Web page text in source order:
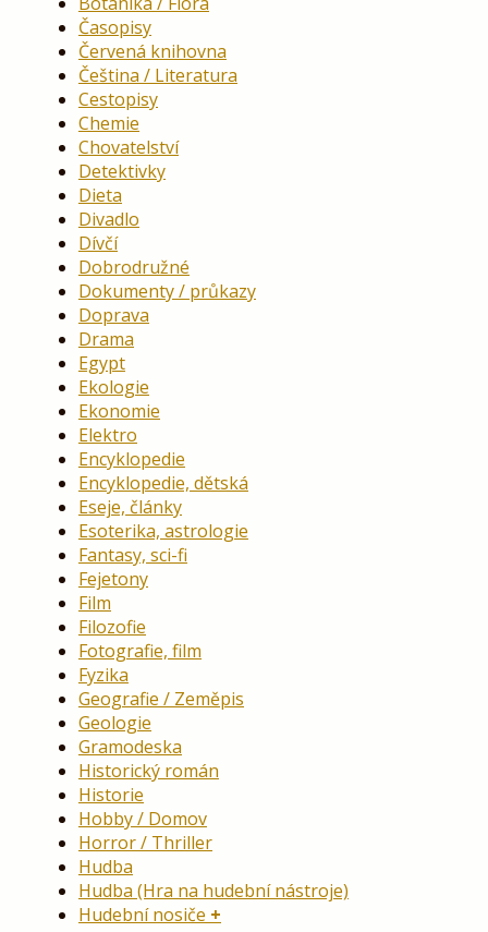
Časopisy
Červená knihovna
Čeština / Literatura
Cestopisy
Chemie
Chovatelství
Detektivky
Dieta
Divadlo
Dívčí
Dobrodružné
Dokumenty / průkazy
Doprava
Drama
Egypt
Ekologie
Ekonomie
Elektro
Encyklopedie
Encyklopedie, dětská
Eseje, články
Esoterika, astrologie
Fantasy, sci-fi
Fejetony
Film
Filozofie
Fotografie, film
Fyzika
Geografie / Zeměpis
Geologie
Gramodeska
Historický román
Historie
Hobby / Domov
Horror / Thriller
Hudba
Hudba (Hra na hudební nástroje)
Hudební nosiče